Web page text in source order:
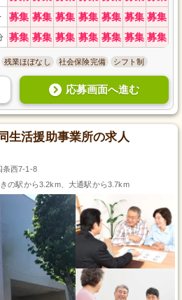
募集 募集 募集 募集 募集 募集 募集
募集 募集 募集 募集 募集 募集 募集
残業ほぼなし 社会保険完備 シフト制
応募画面へ進む
生活援助事業所の求人
条西7-1-8
の駅から3.2km、大通駅から3.7km